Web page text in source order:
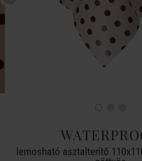
lemosható asztalterítő